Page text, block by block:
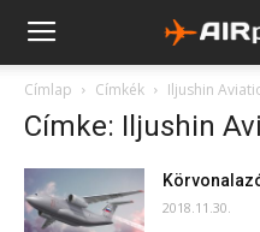
Címlap Címkék Iljushin
Címke: Iljushin
2018.11.30.